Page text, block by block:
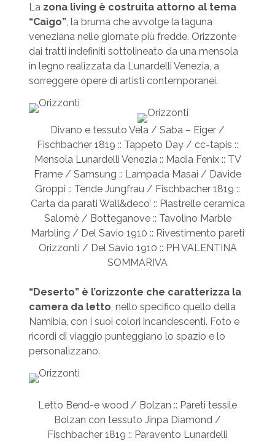
La zona living è costruita attorno al tema
“Caìgo”, la bruma che avvolge la laguna
veneziana nelle giornate più fredde. Orizzonte
dai tratti indefiniti sottolineato da una mensola
in legno realizzata da Lunardelli Venezia, a
sorreggere opere di artisti contemporanei.
Divano e tessuto Vela / Saba – Eiger /
Fischbacher 1819 :: Tappeto Day / cc-tapis ::
Mensola Lunardelli Venezia :: Madia Fenix :: TV
Frame / Samsung :: Lampada Masai / Davide
Groppi :: Tende Jungfrau / Fischbacher 1819 ::
Carta da parati Wall&deco’ :: Piastrelle ceramica
Salomè / Botteganove :: Tavolino Marble
Marbling / Del Savio 1910 :: Rivestimento pareti
Orizzonti / Del Savio 1910 :: PH VALENTINA
SOMMARIVA
“Deserto” è l’orizzonte che caratterizza la
camera da letto, nello specifico quello della
Namibia, con i suoi colori incandescenti. Foto e
ricordi di viaggio punteggiano lo spazio e lo
personalizzano.
Letto Bend-e wood / Bolzan :: Pareti tessile
Bolzan con tessuto Jinpa Diamond /
Fischbacher 1819 :: Paravento Lunardelli